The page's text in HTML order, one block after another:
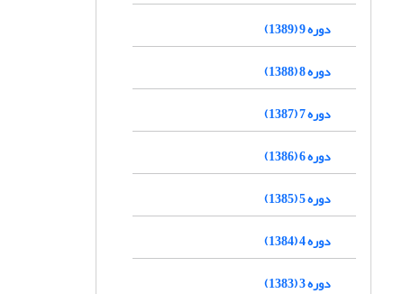
دوره 9 (1389)
دوره 8 (1388)
دوره 7 (1387)
دوره 6 (1386)
دوره 5 (1385)
دوره 4 (1384)
دوره 3 (1383)